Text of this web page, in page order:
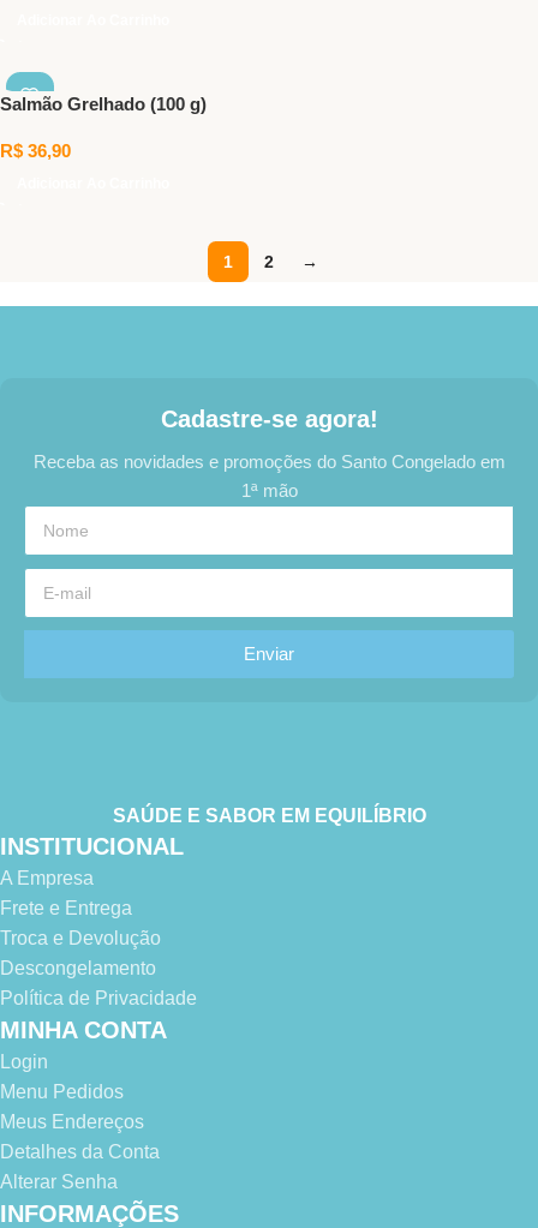
Salmão Grelhado (100 g)
R$ 36,90
1 2 →
Cadastre-se agora!
Receba as novidades e promoções do Santo Congelado em
1ª mão
Enviar
SAÚDE E SABOR EM EQUILÍBRIO
INSTITUCIONAL
A Empresa
Frete e Entrega
Troca e Devolução
Descongelamento
Política de Privacidade
MINHA CONTA
Login
Menu Pedidos
Meus Endereços
Detalhes da Conta
Alterar Senha
INFORMAÇÕES